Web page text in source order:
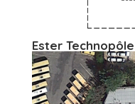
Ester Technopôle